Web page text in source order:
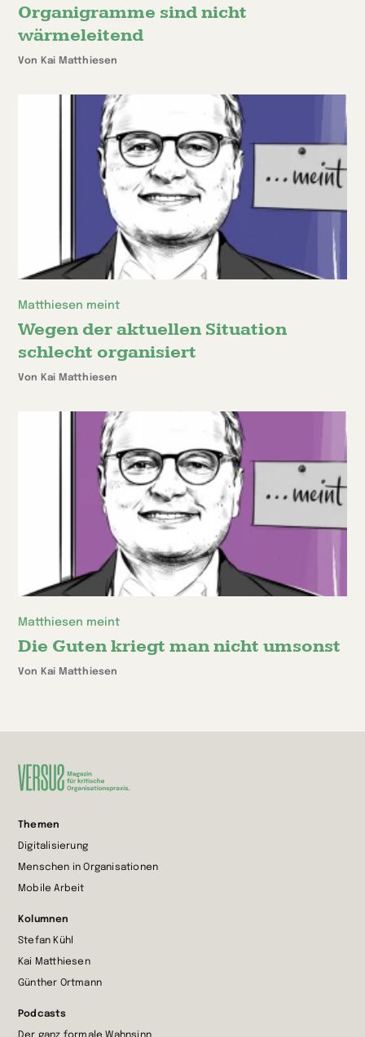
Organigramme sind nicht
wärmeleitend
Von Kai Matthiesen
Matthiesen meint
Wegen der aktuellen Situation
schlecht organisiert
Von Kai Matthiesen
Matthiesen meint
Die Guten kriegt man nicht umsonst
Von Kai Matthiesen
Startseite
wechseln
Themen
Digitalisierung
Menschen in Organisationen
Mobile Arbeit
Kolumnen
Stefan Kühl
Kai Matthiesen
Günther Ortmann
Podcasts